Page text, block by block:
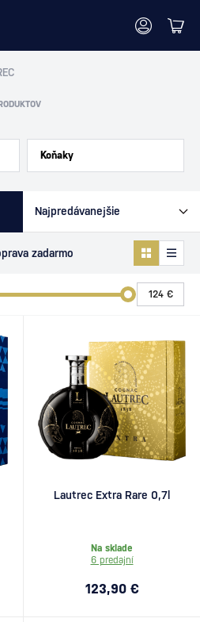
Koňaky
zadarmo
Lautrec Extra Rare 0,7l
Na sklade
6 predajní
123,90 €